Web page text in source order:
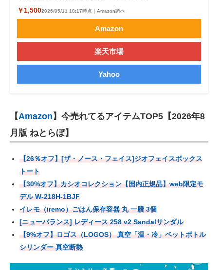
￥1,5002026/05/11 18:17時点｜Amazon調べ
Amazon
楽天市場
Yahoo
【Amazon 】今売れてるアイテムTOP5【2026年8
月版 ねとらぼ】
【26％オフ】[ザ・ノース・フェイス]ジオフェイスボックス
トート
【30%オフ】カシオコレクション【国内正規品】web限定モ
デル W-218H-1BJF
イレモ（iremo）ごはん保存容器 丸 一膳 3個
[ニューバランス] レディース 258 v2 Sandalサンダル
【9%オフ】ロゴス（LOGOS） 真空「温・冷」ペットボトル
シリンダー 真空断熱